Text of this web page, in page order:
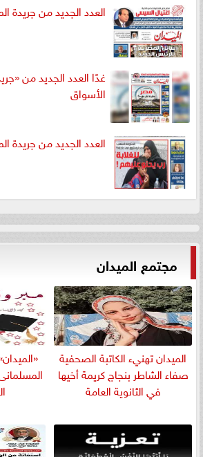
العدد الجديد من جريدة
غدًا العدد الجديد من
الأسواق
العدد الجديد من جريدة
مجتمع الميدان
الميدان تهنيء الكاتبة الصحفية
صفاء الشاطر بنجاج كريمة أخيها
في الثانوية العامة